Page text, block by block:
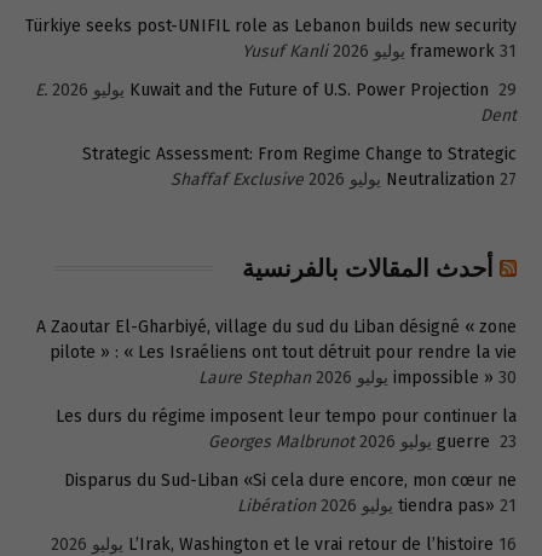
Türkiye seeks post-UNIFIL role as Lebanon builds new security
framework 31 يوليو 2026
Yusuf Kanli
Kuwait and the Future of U.S. Power Projection 29 يوليو 2026
E.
Dent
Strategic Assessment: From Regime Change to Strategic
Neutralization 27 يوليو 2026 Shaffaf Exclusive
أحدث المقالات بالفرنسية
A Zaoutar El-Gharbiyé, village du sud du Liban désigné « zone
pilote » : « Les Israéliens ont tout détruit pour rendre la vie
impossible » 30 يوليو 2026
Laure Stephan
Les durs du régime imposent leur tempo pour continuer la
guerre 23 يوليو 2026
Georges Malbrunot
Disparus du Sud-Liban «Si cela dure encore, mon cœur ne
tiendra pas» 21 يوليو 2026
Libération
L’Irak, Washington et le vrai retour de l’histoire 16 يوليو 2026